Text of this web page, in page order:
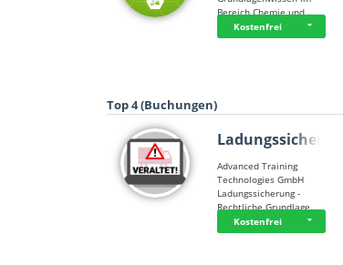
Bereich Chemie und …
Kostenfrei
Top 4 (Buchungen)
Ladungssicherung
Advanced Training
Technologies GmbH
Ladungssicherung -
Rechtliche Grundlage…
Kostenfrei